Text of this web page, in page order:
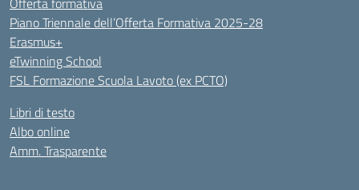
Piano Triennale dell’Offerta Formativa 2025-28
Erasmus+
eTwinning School
FSL Formazione Scuola Lavoto (ex PCTO)
Libri di testo
Albo online
Amm. Trasparente